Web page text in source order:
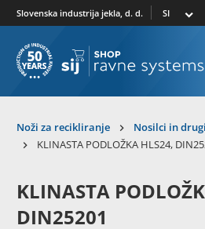
Slovenska industrija jekla, d. d. Izberi trg
Noži za recikliranje
Nosilci in
KLINASTA PODLOŽKA HLS24,
KLINASTA
DIN25201